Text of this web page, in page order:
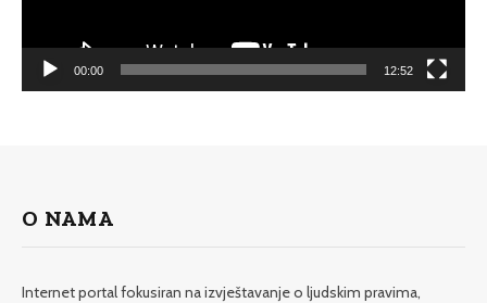
00:00 12:52
O NAMA
Internet portal fokusiran na izvještavanje o ljudskim pravima,